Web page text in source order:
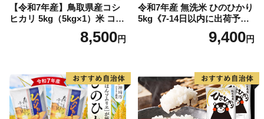
【令和7年産】鳥取県産コシ
ヒカリ 5kg（5kg×1）米 コシ
ヒカリ こしひかり お米 白米
精米 5キロ おこめ こめ コメ
野町産 Elevation
8,500円
令和7年産 無洗米 ひのひかり
5kg《7-14日以内に出荷予定
(土日祝除く)》コメ 米 無洗米
高レビュー｜人気米 熊本県
9,400円